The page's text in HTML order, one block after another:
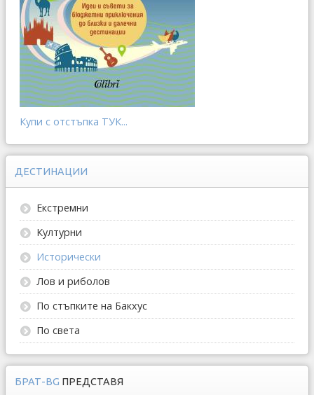
Купи с отстъпка ТУК...
ДЕСТИНАЦИИ
Екстремни
Културни
Исторически
Лов и риболов
По стъпките на Бакхус
По света
БРАТ-BG ПРЕДСТАВЯ